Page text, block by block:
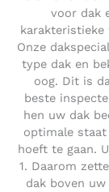
voor dak
karakteristieke
Onze
type dak en
oog. Dit is
beste
hen uw dak
optimale
hoeft te gaan.
1. Daarom
dak boven